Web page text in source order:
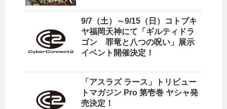
9/7（土）～9/15（日）コトブキ
ヤ福岡天神にて「ギルティドラ
ゴン 罪竜と八つの呪い」展示
イベント開催決定！
「アスラズ ラース」トリビュー
トマガジン Pro 第壱巻 ヤシャ発
売決定！